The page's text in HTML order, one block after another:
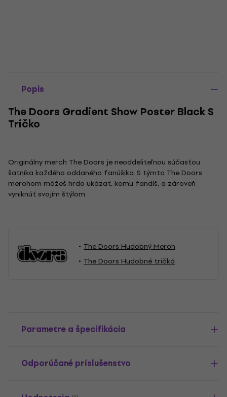
Popis
The Doors Gradient Show Poster Black S
Tričko
Originálny merch The Doors je neoddeliteľnou súčasťou
šatníka každého oddaného fanúšika. S týmto The Doors
merchom môžeš hrdo ukázať, komu fandíš, a zároveň
vyniknúť svojím štýlom.
The Doors Hudobný Merch
The Doors Hudobné tričká
Parametre a špecifikácia
Odporúčané príslušenstvo